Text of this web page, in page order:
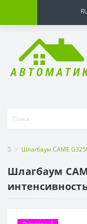
Шлагбаум CAME
Шлагбаум